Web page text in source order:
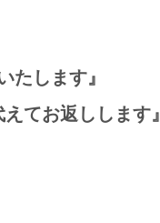
たします』
てお返しします』